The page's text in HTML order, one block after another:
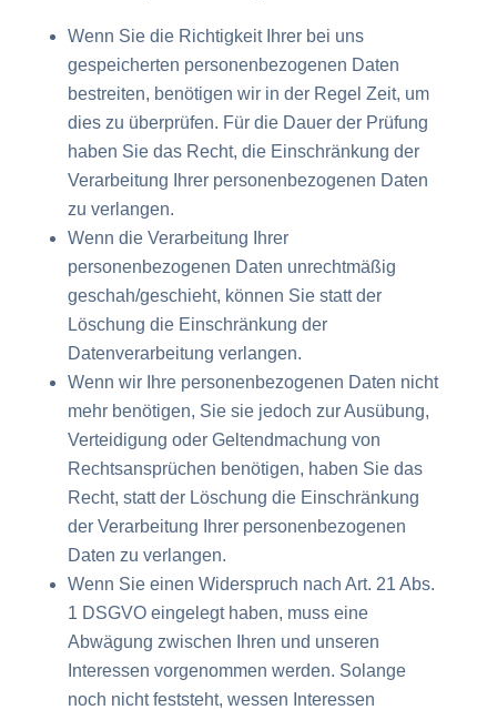
Wenn Sie die Richtigkeit Ihrer bei uns
gespeicherten personenbezogenen Daten
bestreiten, benötigen wir in der Regel Zeit, um
dies zu überprüfen. Für die Dauer der Prüfung
haben Sie das Recht, die Einschränkung der
Verarbeitung Ihrer personenbezogenen Daten
zu verlangen.
Wenn die Verarbeitung Ihrer
personenbezogenen Daten unrechtmäßig
geschah/geschieht, können Sie statt der
Löschung die Einschränkung der
Datenverarbeitung verlangen.
Wenn wir Ihre personenbezogenen Daten nicht
mehr benötigen, Sie sie jedoch zur Ausübung,
Verteidigung oder Geltendmachung von
Rechtsansprüchen benötigen, haben Sie das
Recht, statt der Löschung die Einschränkung
der Verarbeitung Ihrer personenbezogenen
Daten zu verlangen.
Wenn Sie einen Widerspruch nach Art. 21 Abs.
1 DSGVO eingelegt haben, muss eine
Abwägung zwischen Ihren und unseren
Interessen vorgenommen werden. Solange
noch nicht feststeht, wessen Interessen